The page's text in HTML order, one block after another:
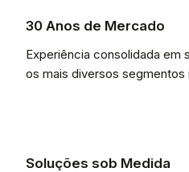
30 Anos de Mercado
Experiência consolidada em
os mais diversos segmentos
Soluções sob Medida